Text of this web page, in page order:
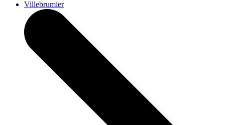
Villebrumier